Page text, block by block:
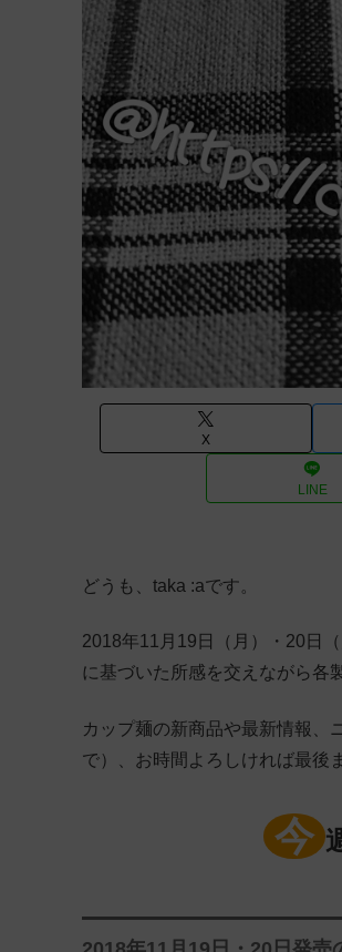
X
LINE
どうも、taka :aです。
2018年11月19日（月）・20日
に基づいた所感を交えながら各
カップ麺の新商品や最新情報、
で）、お時間よろしければ最後
今